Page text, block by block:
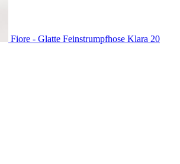
Fiore - Glatte Feinstrumpfhose Klara 20